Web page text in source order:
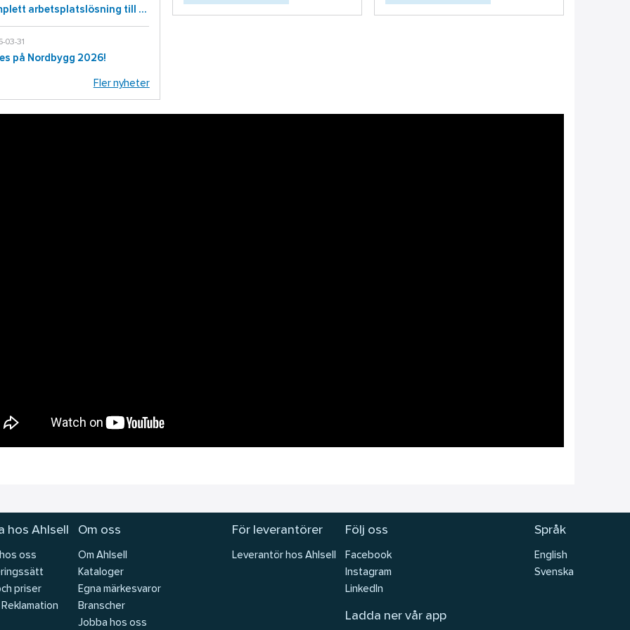
Komplett arbetsplatslösning till Roxtecs nya distributionscenter
03-31
på Nordbygg 2026!
Fler nyheter
hos Ahlsell
oss
priser
Reklamation
Om oss
Om Ahlsell
Kataloger
Egna märkesvaror
Branscher
Jobba hos oss
För leverantörer
Leverantör hos Ahlsell
Följ oss
Facebook
Instagram
LinkedIn
Ladda ner vår app
Språk
English
Svenska